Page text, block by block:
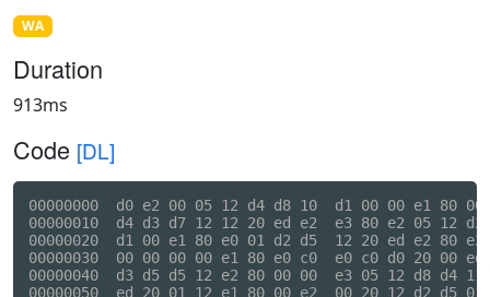
WA
Duration
913ms
Code [DL]
00000000  d0 e2 00 05 12 d4 d8 10  d1 00 00 e1
00000010  d4 d3 d7 12 12 20 ed e2  e3 80 e2 05
00000020  d1 00 e1 80 e0 01 d2 d5  12 20 ed e2
00000030  00 00 00 00 e1 80 e0 c0  e0 c0 d0 20
00000040  d3 d5 d5 12 e2 80 00 00  e3 05 12 d8
00000050  ed 20 01 12 e1 80 00 e2  00 20 12 d2